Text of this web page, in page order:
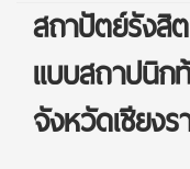
สถาปัตย์รังสิ
แบบสถาปนิก
จังหวัดเชียงร